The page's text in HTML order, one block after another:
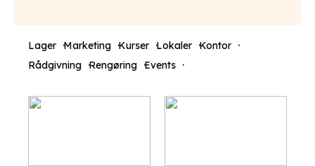
Lager Marketing Kurser Lokaler Kontor
Rådgivning Rengøring Events